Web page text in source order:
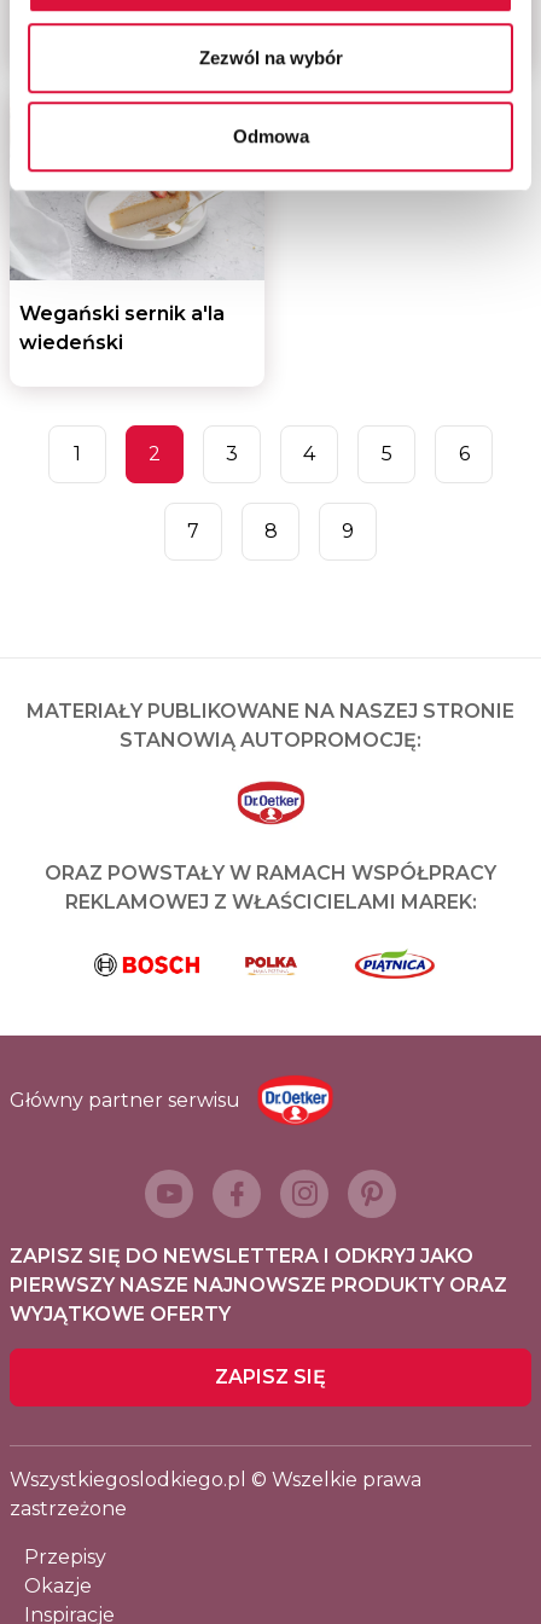
Zezwól na wybór
Odmowa
z truskawkami
Wegański sernik a'la
wiedeński
1 2 3 4 5 6
7 8 9
MATERIAŁY PUBLIKOWANE NA NASZEJ STRONIE
STANOWIĄ AUTOPROMOCJĘ:
ORAZ POWSTAŁY W RAMACH WSPÓŁPRACY
REKLAMOWEJ Z WŁAŚCICIELAMI MAREK:
Główny partner serwisu
ZAPISZ SIĘ DO NEWSLETTERA I ODKRYJ JAKO
PIERWSZY NASZE NAJNOWSZE PRODUKTY ORAZ
WYJĄTKOWE OFERTY
ZAPISZ SIĘ
Wszystkiegoslodkiego.pl © Wszelkie prawa
zastrzeżone
Przepisy
Okazje
Inspiracje